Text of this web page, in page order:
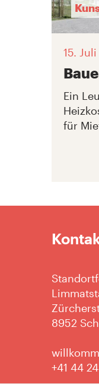
15. Juli
Ein
für
8952
+41 44